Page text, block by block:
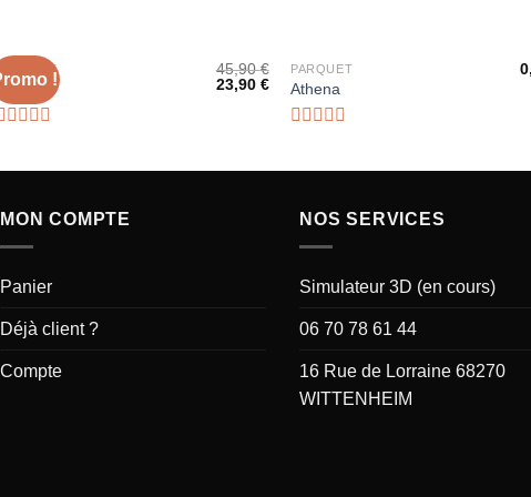
!
Ajouter
PARQUET
Alamo
45,90€
23,90 €
RUPTURE DE STOCK
PARQUET
Athena
sur
MON COMPTE
Panier
Déjà client ?
Compte
NOS SERVICES
Simulateur 3D (en cours)
06 70 78 61 44
16 Rue de Lorraine 68270
WITTENHEIM